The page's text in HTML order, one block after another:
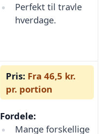
Perfekt til travle
hverdage.
Pris: Fra 46,5 kr.
pr. portion
Fordele:
Mange forskellige